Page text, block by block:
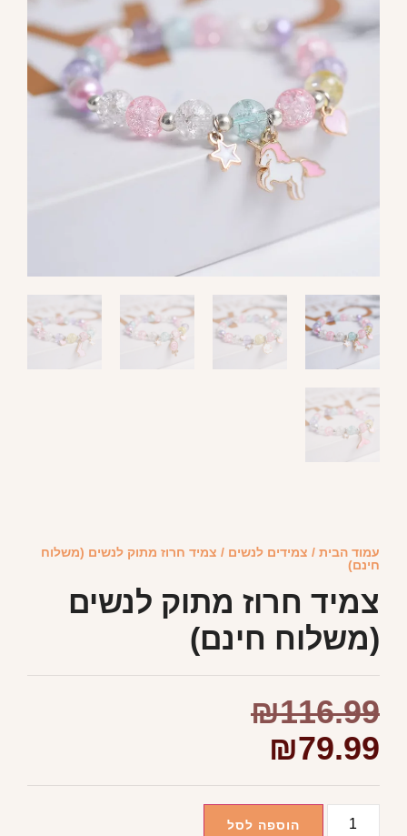
עמוד הבית / צמידים לנשים / צמיד חרוז מתוק לנשים (משלוח
חינם)
צמיד חרוז מתוק לנשים
(משלוח חינם)
₪116.99
₪79.99
הוספה לסל